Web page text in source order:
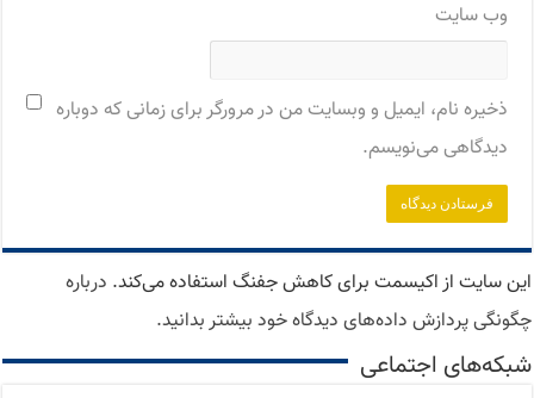
وب‌ سایت
ذخیره نام، ایمیل و وبسایت من در مرورگر برای زمانی که دوباره
دیدگاهی می‌نویسم.
این سایت از اکیسمت برای کاهش جفنگ استفاده می‌کند. درباره
چگونگی پردازش داده‌های دیدگاه خود بیشتر بدانید.
شبکه‌های اجتماعی